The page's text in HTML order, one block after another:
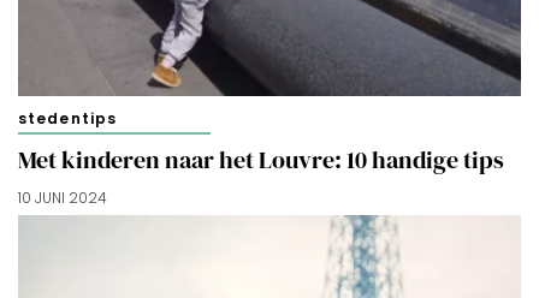
stedentips
Met kinderen naar het Louvre: 10 handige tips
10 JUNI 2024